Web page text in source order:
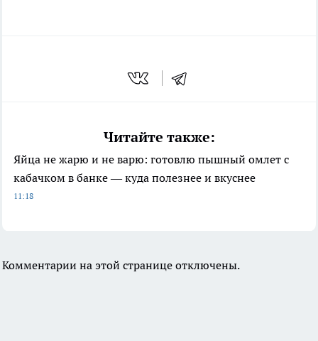
Читайте также:
Яйца не жарю и не варю: готовлю пышный омлет с
кабачком в банке — куда полезнее и вкуснее
11:18
Комментарии на этой странице отключены.